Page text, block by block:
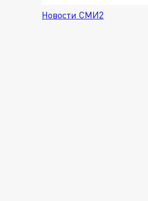
Новости СМИ2